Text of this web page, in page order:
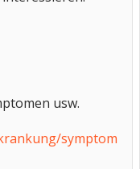
usw.
symptom